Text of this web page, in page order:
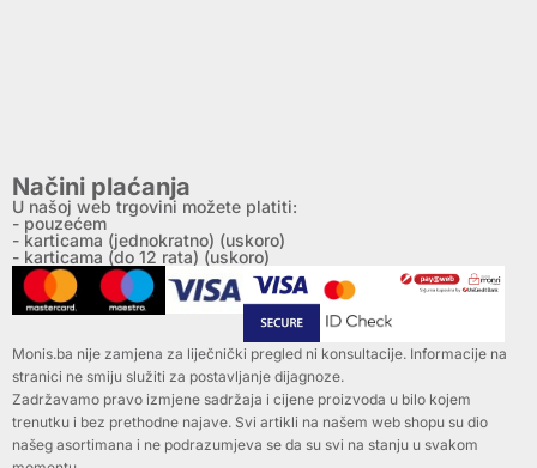
Načini plaćanja
U našoj web trgovini možete platiti:
- pouzećem
- karticama (jednokratno) (uskoro)
- karticama (do 12 rata) (uskoro)
Monis.ba nije zamjena za liječnički pregled ni konsultacije. Informacije na
stranici ne smiju služiti za postavljanje dijagnoze.
Zadržavamo pravo izmjene sadržaja i cijene proizvoda u bilo kojem
trenutku i bez prethodne najave. Svi artikli na našem web shopu su dio
našeg asortimana i ne podrazumjeva se da su svi na stanju u svakom